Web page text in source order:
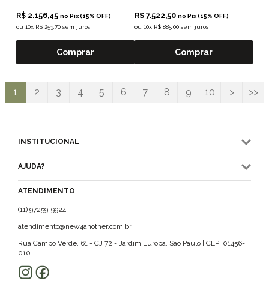
R$ 2.156,45 no Pix (15% OFF)
ou 10x R$ 253,70 sem juros
Comprar
R$ 7.522,50 no Pix (15% OFF)
ou 10x R$ 885,00 sem juros
Comprar
1 2 3 4 5 6 7 8 9 10 > >>
INSTITUCIONAL
AJUDA?
ATENDIMENTO
(11) 97259-9924
atendimento@new4another.com.br
Rua Campo Verde, 61 - CJ 72 - Jardim Europa, São Paulo | CEP: 01456-
010